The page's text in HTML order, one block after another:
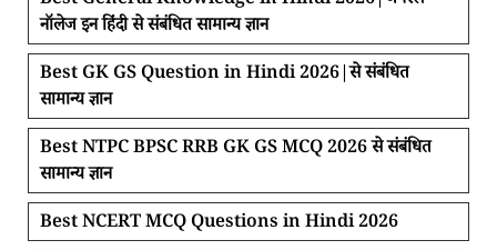
नॉलेज इन हिंदी से संबंधित सामान्य ज्ञान
Best GK GS Question in Hindi 2026|से संबंधित
सामान्य ज्ञान
Best NTPC BPSC RRB GK GS MCQ 2026 से संबंधित
सामान्य ज्ञान
Best NCERT MCQ Questions in Hindi 2026